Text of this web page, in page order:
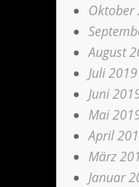
Oktober
August
Juli 2019
Juni
Mai
April
März
Januar